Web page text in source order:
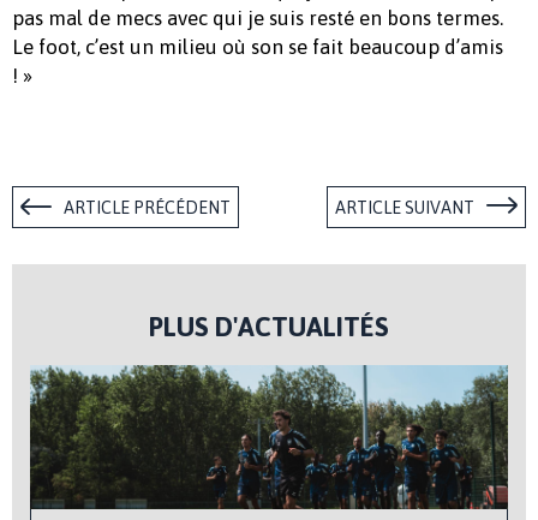
pas mal de mecs avec qui je suis resté en bons termes.
Le foot, c’est un milieu où son se fait beaucoup d’amis
! »
ARTICLE PRÉCÉDENT ARTICLE SUIVANT
PLUS D'ACTUALITÉS